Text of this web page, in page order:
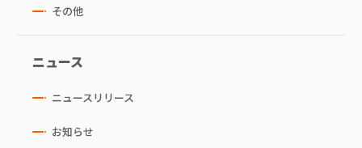
その他
ニュース
ニュースリリース
お知らせ